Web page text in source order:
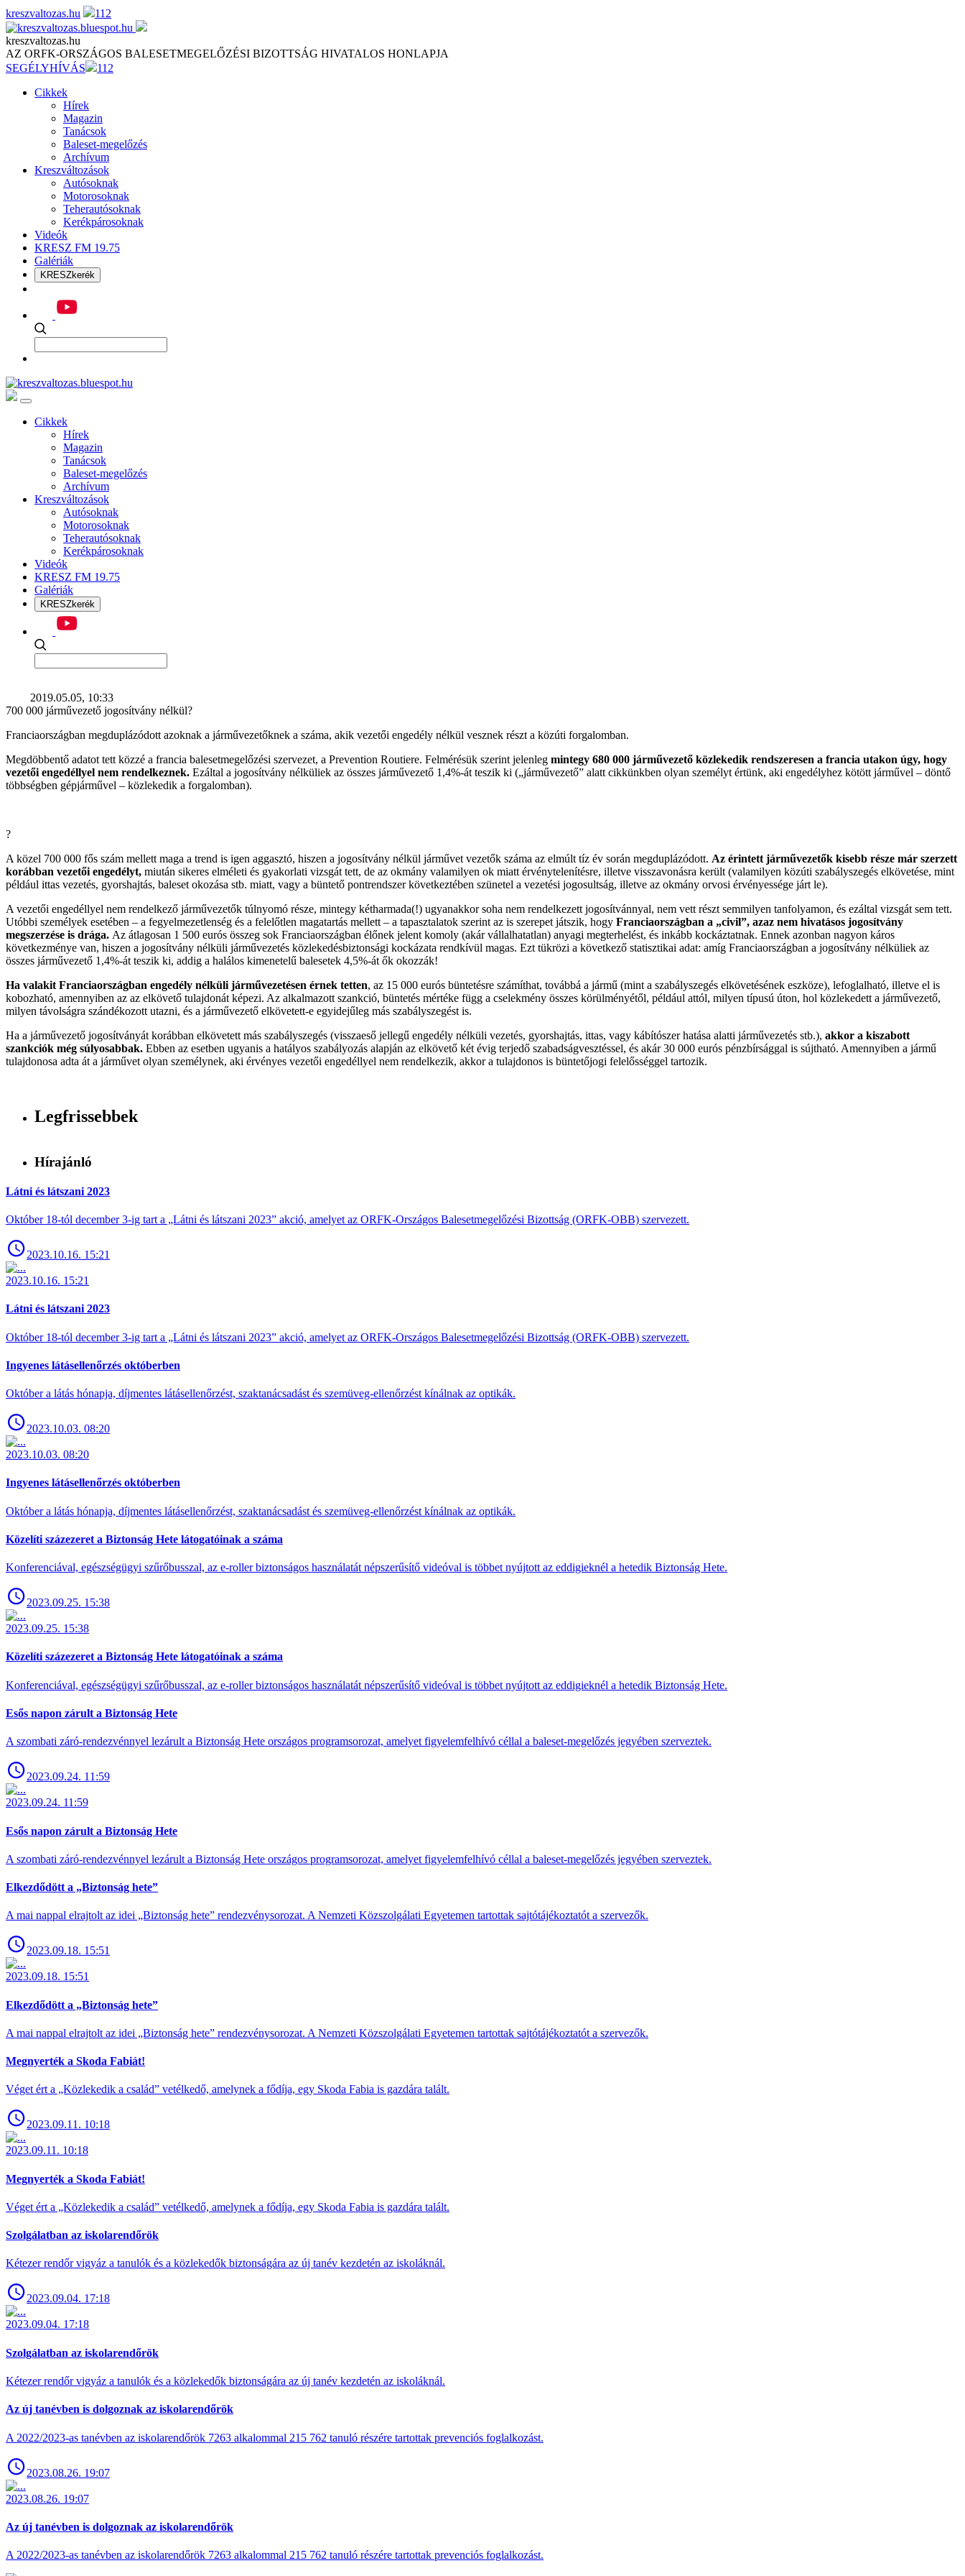
Skip
to
content
kreszvaltozas.hu 112
kreszvaltozas.hu
AZ ORFK-ORSZÁGOS BALESETMEGELŐZÉSI BIZOTTSÁG HIVATALOS HONLAPJA
SEGÉLYHÍVÁS
112
Cikkek
Hírek
Magazin
Tanácsok
Baleset-megelőzés
Archívum
Kreszváltozások
Autósoknak
Motorosoknak
Teherautósoknak
Kerékpárosoknak
Videók
KRESZ FM 19.75
Galériák
KRESZkerék
Cikkek
Hírek
Magazin
Tanácsok
Baleset-megelőzés
Archívum
Kreszváltozások
Autósoknak
Motorosoknak
Teherautósoknak
Kerékpárosoknak
Videók
KRESZ FM 19.75
Galériák
KRESZkerék
2019.05.05, 10:33
700 000 járművezető jogosítvány nélkül?
Franciaországban megduplázódott azoknak a járművezetőknek a száma, akik vezetői engedély nélkül vesznek részt a közúti forgalomban.
Megdöbbentő adatot tett közzé a francia balesetmegelőzési szervezet, a Prevention Routiere. Felmérésük szerint jelenleg mintegy 680 000 járművezető közlekedik rendszeresen a francia utakon úgy, hogy
vezetői engedéllyel nem rendelkeznek. Ezáltal a jogosítvány nélküliek az összes járművezető 1,4%-át teszik ki („járművezető” alatt cikkünkben olyan személyt értünk, aki engedélyhez kötött járművel – döntő
többségben gépjárművel – közlekedik a forgalomban).
?
A közel 700 000 fős szám mellett maga a trend is igen aggasztó, hiszen a jogosítvány nélkül járművet vezetők száma az elmúlt tíz év során megduplázódott. Az érintett járművezetők kisebb része már szerzett
korábban vezetői engedélyt, miután sikeres elméleti és gyakorlati vizsgát tett, de az okmány valamilyen ok miatt érvénytelenítésre, illetve visszavonásra került (valamilyen közúti szabályszegés elkövetése, mint
például ittas vezetés, gyorshajtás, baleset okozása stb. miatt, vagy a büntető pontrendszer következtében szünetel a vezetési jogosultság, illetve az okmány orvosi érvényessége járt le).
A vezetői engedéllyel nem rendelkező járművezetők túlnyomó része, mintegy kétharmada(!) ugyanakkor soha nem rendelkezett jogosítvánnyal, nem vett részt semmilyen tanfolyamon, és ezáltal vizsgát sem tett.
Utóbbi személyek esetében – a fegyelmezetlenség és a felelőtlen magatartás mellett – a tapasztalatok szerint az is szerepet játszik, hogy Franciaországban a „civil”, azaz nem hivatásos jogosítvány
megszerzése is drága. Az átlagosan 1 500 eurós összeg sok Franciaországban élőnek jelent komoly (akár vállalhatatlan) anyagi megterhelést, és inkább kockáztatnak. Ennek azonban nagyon káros
következménye van, hiszen a jogosítvány nélküli járművezetés közlekedésbiztonsági kockázata rendkívül magas. Ezt tükrözi a következő statisztikai adat: amíg Franciaországban a jogosítvány nélküliek az
összes járművezető 1,4%-át teszik ki, addig a halálos kimenetelű balesetek 4,5%-át ők okozzák!
Ha valakit Franciaországban engedély nélküli járművezetésen érnek tetten, az 15 000 eurós büntetésre számíthat, továbbá a jármű (mint a szabályszegés elkövetésének eszköze), lefoglalható, illetve el is
kobozható, amennyiben az az elkövető tulajdonát képezi. Az alkalmazott szankció, büntetés mértéke függ a cselekmény összes körülményétől, például attól, milyen típusú úton, hol közlekedett a járművezető,
milyen távolságra szándékozott utazni, és a járművezető elkövetett-e egyidejűleg más szabályszegést is.
Ha a járművezető jogosítványát korábban elkövetett más szabályszegés (visszaeső jellegű engedély nélküli vezetés, gyorshajtás, ittas, vagy kábítószer hatása alatti járművezetés stb.), akkor a kiszabott
szankciók még súlyosabbak. Ebben az esetben ugyanis a hatályos szabályozás alapján az elkövető két évig terjedő szabadságvesztéssel, és akár 30 000 eurós pénzbírsággal is sújtható. Amennyiben a jármű
tulajdonosa adta át a járművet olyan személynek, aki érvényes vezetői engedéllyel nem rendelkezik, akkor a tulajdonos is büntetőjogi felelősséggel tartozik.
Legfrissebbek
Hírajánló
Látni és látszani 2023
Október 18-tól december 3-ig tart a „Látni és látszani 2023” akció, amelyet az ORFK-Országos Balesetmegelőzési Bizottság (ORFK-OBB) szervezett.
2023.10.16. 15:21
2023.10.16. 15:21
Látni és látszani 2023
Október 18-tól december 3-ig tart a „Látni és látszani 2023” akció, amelyet az ORFK-Országos Balesetmegelőzési Bizottság (ORFK-OBB) szervezett.
Ingyenes látásellenőrzés októberben
Október a látás hónapja, díjmentes látásellenőrzést, szaktanácsadást és szemüveg-ellenőrzést kínálnak az optikák.
2023.10.03. 08:20
2023.10.03. 08:20
Ingyenes látásellenőrzés októberben
Október a látás hónapja, díjmentes látásellenőrzést, szaktanácsadást és szemüveg-ellenőrzést kínálnak az optikák.
Közelíti százezeret a Biztonság Hete látogatóinak a száma
Konferenciával, egészségügyi szűrőbusszal, az e-roller biztonságos használatát népszerűsítő videóval is többet nyújtott az eddigieknél a hetedik Biztonság Hete.
2023.09.25. 15:38
2023.09.25. 15:38
Közelíti százezeret a Biztonság Hete látogatóinak a száma
Konferenciával, egészségügyi szűrőbusszal, az e-roller biztonságos használatát népszerűsítő videóval is többet nyújtott az eddigieknél a hetedik Biztonság Hete.
Esős napon zárult a Biztonság Hete
A szombati záró-rendezvénnyel lezárult a Biztonság Hete országos programsorozat, amelyet figyelemfelhívó céllal a baleset-megelőzés jegyében szerveztek.
2023.09.24. 11:59
2023.09.24. 11:59
Esős napon zárult a Biztonság Hete
A szombati záró-rendezvénnyel lezárult a Biztonság Hete országos programsorozat, amelyet figyelemfelhívó céllal a baleset-megelőzés jegyében szerveztek.
Elkezdődött a „Biztonság hete”
A mai nappal elrajtolt az idei „Biztonság hete” rendezvénysorozat. A Nemzeti Közszolgálati Egyetemen tartottak sajtótájékoztatót a szervezők.
2023.09.18. 15:51
2023.09.18. 15:51
Elkezdődött a „Biztonság hete”
A mai nappal elrajtolt az idei „Biztonság hete” rendezvénysorozat. A Nemzeti Közszolgálati Egyetemen tartottak sajtótájékoztatót a szervezők.
Megnyerték a Skoda Fabiát!
Véget ért a „Közlekedik a család” vetélkedő, amelynek a fődíja, egy Skoda Fabia is gazdára talált.
2023.09.11. 10:18
2023.09.11. 10:18
Megnyerték a Skoda Fabiát!
Véget ért a „Közlekedik a család” vetélkedő, amelynek a fődíja, egy Skoda Fabia is gazdára talált.
Szolgálatban az iskolarendőrök
Kétezer rendőr vigyáz a tanulók és a közlekedők biztonságára az új tanév kezdetén az iskoláknál.
2023.09.04. 17:18
2023.09.04. 17:18
Szolgálatban az iskolarendőrök
Kétezer rendőr vigyáz a tanulók és a közlekedők biztonságára az új tanév kezdetén az iskoláknál.
Az új tanévben is dolgoznak az iskolarendőrök
A 2022/2023-as tanévben az iskolarendőrök 7263 alkalommal 215 762 tanuló részére tartottak prevenciós foglalkozást.
2023.08.26. 19:07
2023.08.26. 19:07
Az új tanévben is dolgoznak az iskolarendőrök
A 2022/2023-as tanévben az iskolarendőrök 7263 alkalommal 215 762 tanuló részére tartottak prevenciós foglalkozást.